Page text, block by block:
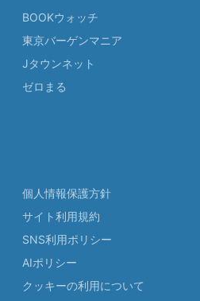
BOOKウォッチ
東京バーゲンマニア
Jタウンネット
ゼロまる
個人情報保護方針
サイト利用規約
SNS利用ポリシー
AIポリシー
クッキーの利用について